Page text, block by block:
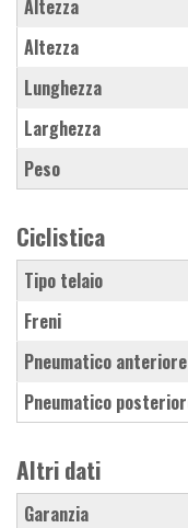
Altezza
Altezza
Lunghezza
Larghezza
Peso
Ciclistica
Tipo telaio
Freni
Pneumatico anteriore
Pneumatico
Altri dati
Garanzia